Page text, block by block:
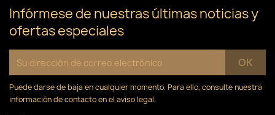
Infórmese de nuestras últimas noticias y
ofertas especiales
Puede darse de baja en cualquier momento. Para ello, consulte nuestra
información de contacto en el aviso legal.